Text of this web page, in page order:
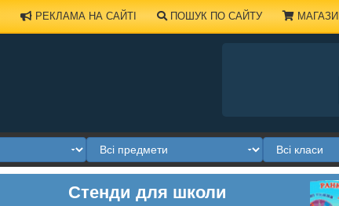
РЕКЛАМА НА САЙТІ ПОШУК ПО САЙТУ
Стенди для школи